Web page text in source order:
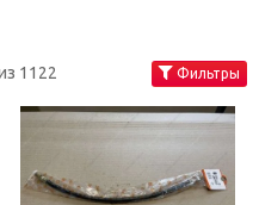
1122 Фильтры